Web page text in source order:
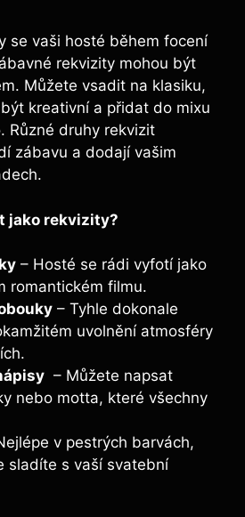
se⁤ vaši hosté během focení
rekvizity mohou být
Můžete vsadit na klasiku,
kreativní a přidat⁤ do mixu
Různé druhy rekvizit⁤
zábavu a dodají ‌vašim
jako rekvizity?
– Hosté se rádi vyfotí jako
romantickém filmu.
– Tyhle dokonale
uvolnění atmosféry
‌ – Můžete napsat
nebo motta, které všechny
v⁢ pestrých barvách,
sladíte s⁤ vaší⁢ svatební